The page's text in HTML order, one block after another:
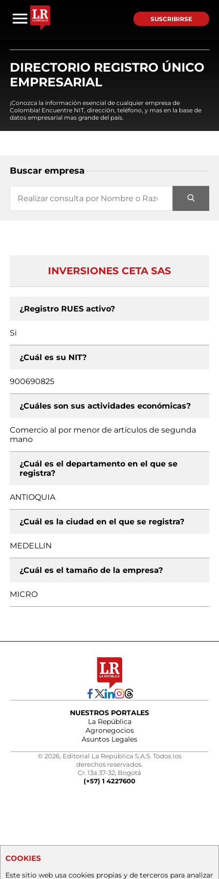
SUSCRIBIRSE
DIRECTORIO REGISTRO ÚNICO
EMPRESARIAL
¡Conozca la información esencial de cualquier empresa de
Colombia! Encuentre NIT, dirección, teléfono, y mas en la base de
datos empresarial mas grande del país.
Buscar empresa
INVERSIONES CETA SAS
¿Registro RUES activo?
Si
¿Cuál es su NIT?
900690825
¿Cuáles son sus actividades económicas?
Comercio al por menor de artículos de segunda
mano
¿Cuál es el departamento en el que se
registra?
ANTIOQUIA
¿Cuál es la ciudad en el que se registra?
MEDELLIN
¿Cuál es el tamaño de la empresa?
MICRO
NUESTROS PORTALES
La República
Agronegocios
Asuntos Legales
© 2026, Editorial La República S.A.S. Todos los
derechos reservados.
Cr. 13a 37-32, Bogotá
(+57) 1 4227600
COOKIES
Este sitio web usa cookies propias y de terceros para analizar